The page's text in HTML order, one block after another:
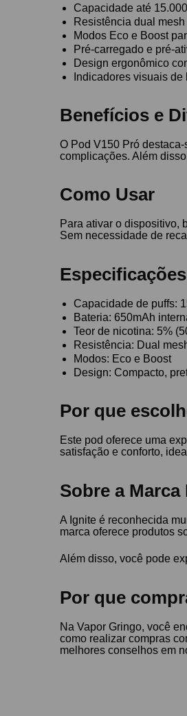
Capacidade até
Resistência dual
Modos Eco e Boost
Pré-carregado e pré-
Design ergonômico
Indicadores visuais
Benefícios e
O Pod V150 Pró
complicações. Além
Como Usar
Para ativar o dispositivo,
Sem necessidade de
Capacidade de puffs:
Bateria: 650mAh
Teor de nicotina: 5%
Resistência: Dual
Modos: Eco e Boost
Design: Compacto,
Por que
Este pod oferece uma
satisfação e conforto,
Sobre a Marca
A Ignite é reconhecida
marca oferece produtos
Além disso, você pode
Por que
Na Vapor Gringo, você
como realizar compras
melhores conselhos em